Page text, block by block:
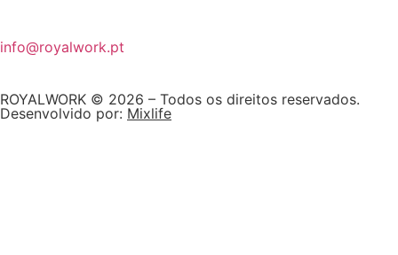
info@royalwork.pt
ROYALWORK © 2026 – Todos os direitos reservados.
Desenvolvido por: Mixlife